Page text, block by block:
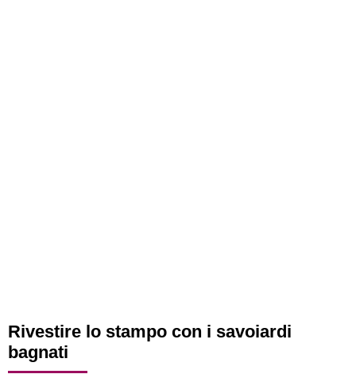
Rivestire lo stampo con i savoiardi
bagnati